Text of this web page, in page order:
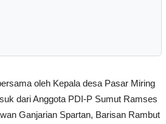
oleh Kepala desa Pasar Miring
dari Anggota PDI-P Sumut Ramses
Ganjarian Spartan, Barisan Rambut